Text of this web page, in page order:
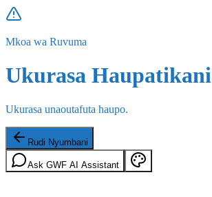
Mkoa wa Ruvuma
Ukurasa Haupatikani
Ukurasa unaoutafuta haupo.
Rudi Nyumbani
Ask GWF AI Assistant